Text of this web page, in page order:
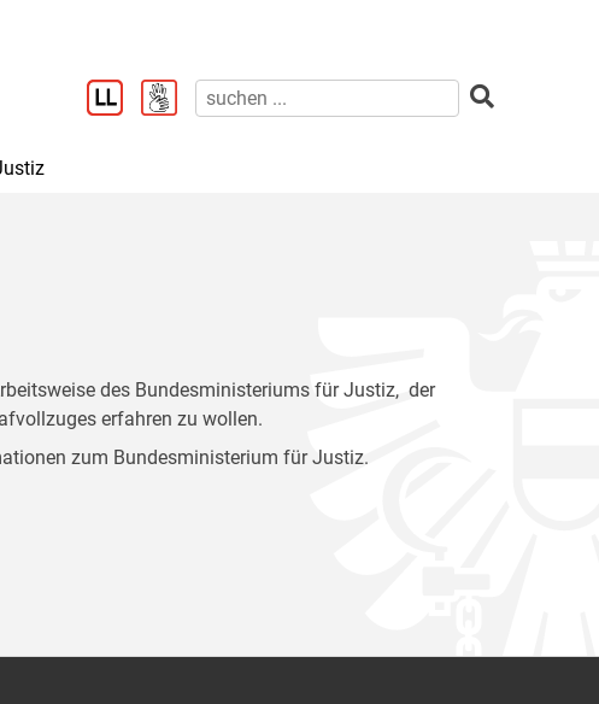
des Bundesministeriums für Justiz, der
erfahren zu wollen.
zum Bundesministerium für Justiz.